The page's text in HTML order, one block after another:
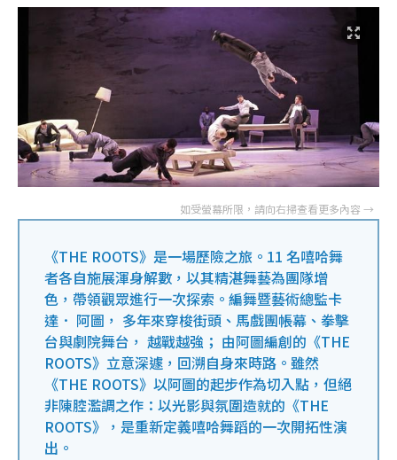
《THE ROOTS》是一場歷險之旅。11 名嘻哈舞
者各自施展渾身解數，以其精湛舞藝為團隊增
色，帶領觀眾進行一次探索。編舞暨藝術總監卡
達． 阿圖， 多年來穿梭街頭、馬戲團帳幕、拳擊
台與劇院舞台， 越戰越強； 由阿圖編創的《THE
ROOTS》立意深遽，回溯自身來時路。雖然
《THE ROOTS》以阿圖的起步作為切入點，但絕
非陳腔濫調之作：以光影與氛圍造就的《THE
ROOTS》，是重新定義嘻哈舞蹈的一次開拓性演
出。